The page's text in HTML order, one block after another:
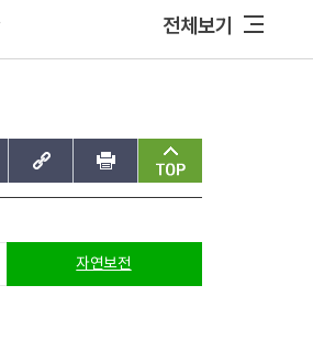
전체보기
주소복사 인쇄 맨위로
자연보전